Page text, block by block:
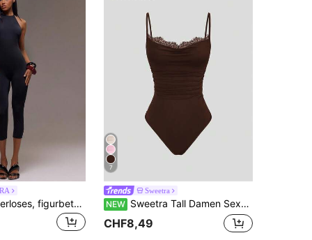
MUSERA Trägerloses, figurbetontes Capri-Jumpsuit mit Krawattenausschnitt, coole Mädchen-Outfits für den Ausgang im Herbst, sexy Urlaubs- und Frühlingsvakanz, Y2K-Sommer, elegant-lässig
7
Sweetra
NEW Sweetra Tall Damen Sexy Spitzen-Patchwork Camisole für Frühling/Sommer
CHF8,49